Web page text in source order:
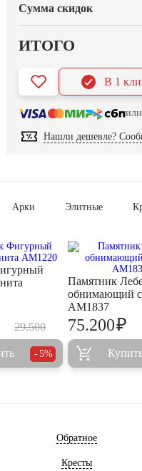
Сумма скидок
ИТОГО
В 1
Нашли дешевле?
Арки Элитные
29.500
5%
Памятник
обнимающий
AM1837
75.200₽
Обратное
Кресты